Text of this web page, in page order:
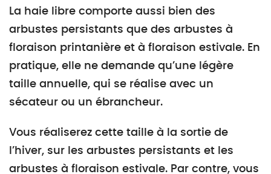
La haie libre comporte aussi bien des
arbustes persistants que des arbustes à
floraison printanière et à floraison estivale. En
pratique, elle ne demande qu’une légère
taille annuelle, qui se réalise avec un
sécateur ou un ébrancheur.
Vous réaliserez cette taille à la sortie de
l’hiver, sur les arbustes persistants et les
arbustes à floraison estivale. Par contre, vous